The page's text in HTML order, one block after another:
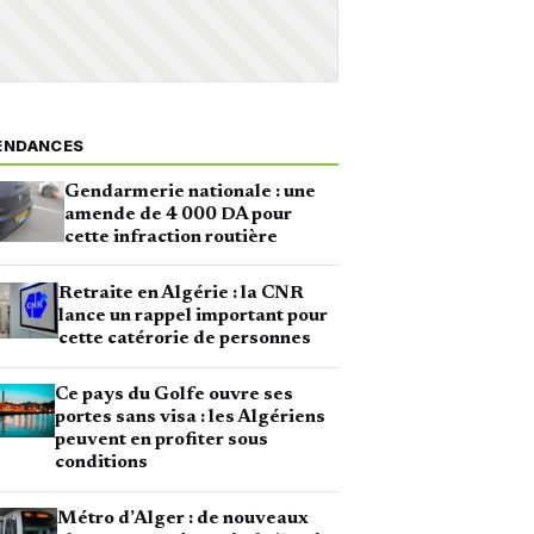
Gendarmerie nationale : une
amende de 4 000 DA pour
cette infraction routière
Retraite en Algérie : la CNR
lance un rappel important pour
cette catérorie de personnes
Ce pays du Golfe ouvre ses
portes sans visa : les Algériens
peuvent en profiter sous
conditions
Métro d’Alger : de nouveaux